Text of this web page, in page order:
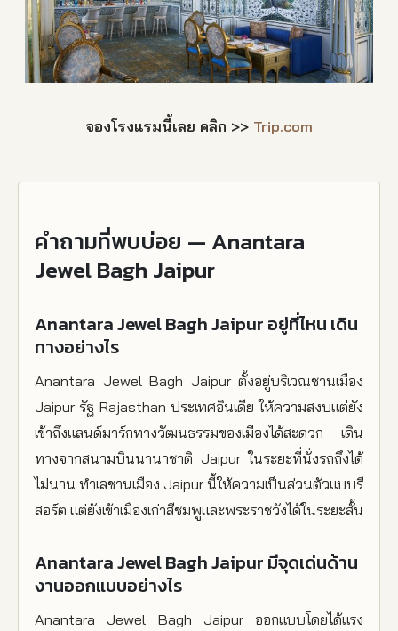
จองโรงแรมนี้เลย คลิก >> Trip.com
คำถามที่พบบ่อย — Anantara
Jewel Bagh Jaipur
Anantara Jewel Bagh Jaipur อยู่ที่ไหน เดิน
ทางอย่างไร
Anantara Jewel Bagh Jaipur ตั้งอยู่บริเวณชานเมือง
Jaipur รัฐ Rajasthan ประเทศอินเดีย ให้ความสงบแต่ยัง
เข้าถึงแลนด์มาร์กทางวัฒนธรรมของเมืองได้สะดวก เดิน
ทางจากสนามบินนานาชาติ Jaipur ในระยะที่นั่งรถถึงได้
ไม่นาน ทำเลชานเมือง Jaipur นี้ให้ความเป็นส่วนตัวแบบรี
สอร์ต แต่ยังเข้าเมืองเก่าสีชมพูและพระราชวังได้ในระยะสั้น
Anantara Jewel Bagh Jaipur มีจุดเด่นด้าน
งานออกแบบอย่างไร
Anantara Jewel Bagh Jaipur ออกแบบโดยได้แรง